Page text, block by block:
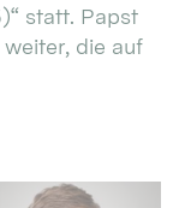
statt. Papst
die auf